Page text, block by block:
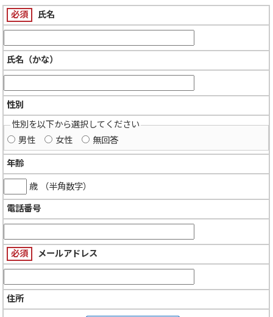
必須 氏名
氏名（かな）
性別
性別を以下から選択してください
男性
女性 無回答
年齢
歳 （半角数字）
電話番号
必須 メールアドレス
住所